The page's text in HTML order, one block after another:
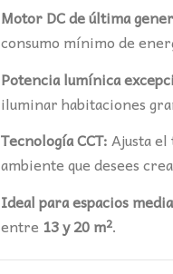
Motor DC de última
consumo mínimo de
Potencia lumínica
iluminar habitaciones
Tecnología CCT:Ajusta
ambiente que desees
Ideal para espacios
entre 13 y 20 m².